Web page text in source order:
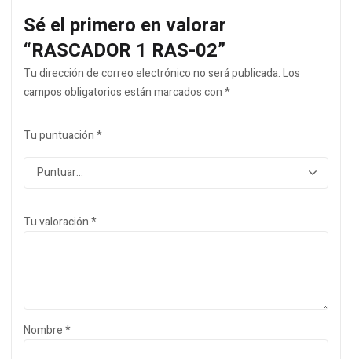
Sé el primero en valorar
“RASCADOR 1 RAS-02”
Tu dirección de correo electrónico no será publicada.Los
campos obligatorios están marcados con*
Tu puntuación*
Tu valoración*
Nombre*